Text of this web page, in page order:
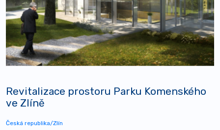
Revitalizace prostoru Parku Komenského
ve Zlíně
Česká republika/Zlín